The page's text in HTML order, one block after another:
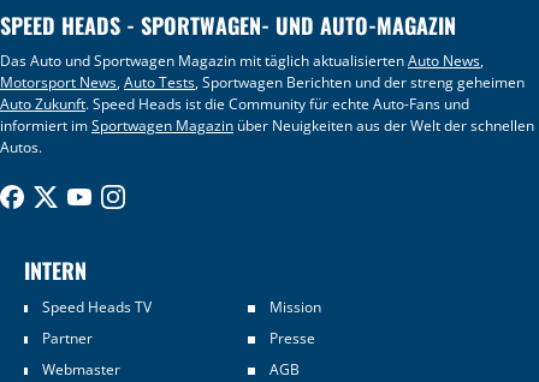
SPEED HEADS - SPORTWAGEN- UND AUTO-MAGAZIN
Das Auto und Sportwagen Magazin mit täglich aktualisiertenAuto News,
Motorsport News,Auto Tests, Sportwagen Berichten und der streng geheimen
Auto Zukunft. Speed Heads ist die Community für echte Auto-Fans und
informiert imSportwagen Magazin über Neuigkeiten aus der Welt der schnellen
Autos.
INTERN
Speed Heads TV
Mission
Partner
Presse
Webmaster
AGB